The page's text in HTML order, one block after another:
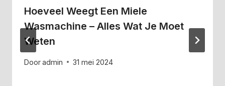
Hoeveel Weegt Een Miele
Wasmachine – Alles Wat Je Moet
Weten
Dooradmin 31 mei 2024